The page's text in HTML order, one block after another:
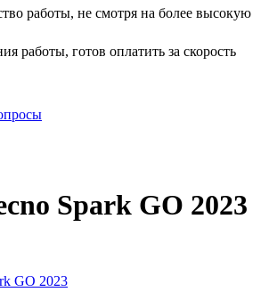
работы, не смотря на более высокую
работы, готов оплатить за скорость
Spark GO 2023